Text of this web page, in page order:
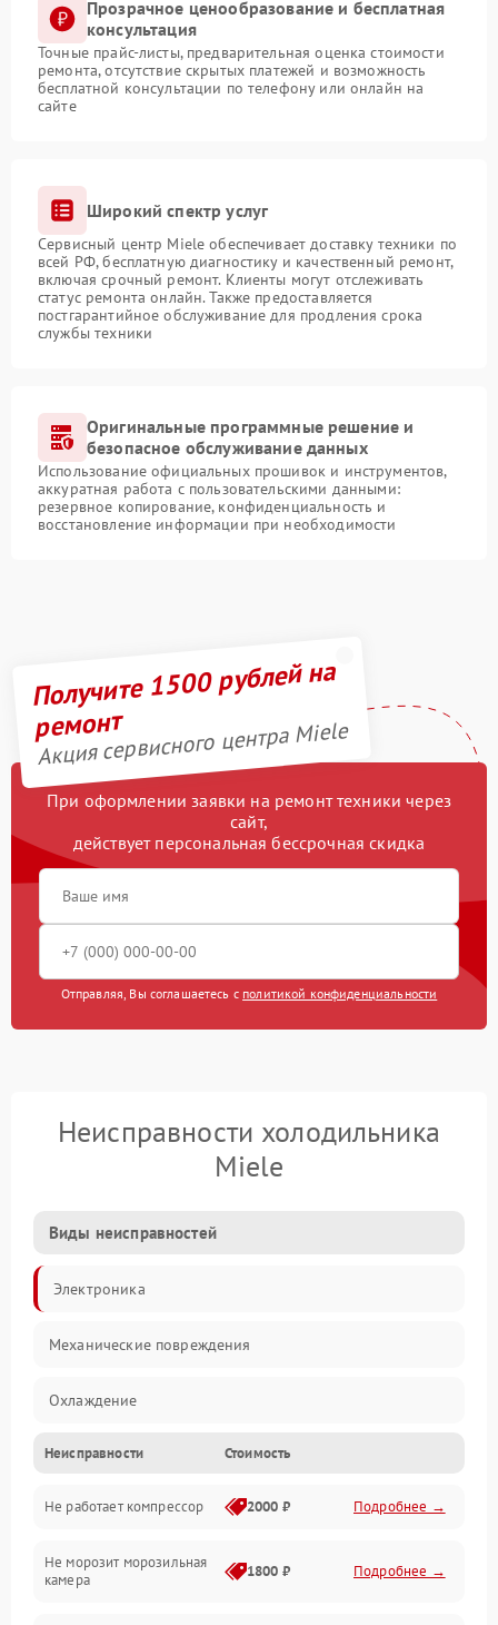
Прозрачное ценообразование и бесплатная
консультация
Точные прайс-листы, предварительная оценка стоимости
ремонта, отсутствие скрытых платежей и возможность
бесплатной консультации по телефону или онлайн на
сайте
Широкий спектр услуг
Сервисный центр Miele обеспечивает доставку техники по
всей РФ, бесплатную диагностику и качественный ремонт,
включая срочный ремонт. Клиенты могут отслеживать
статус ремонта онлайн. Также предоставляется
постгарантийное обслуживание для продления срока
службы техники
Оригинальные программные решение и
безопасное обслуживание данных
Использование официальных прошивок и инструментов,
аккуратная работа с пользовательскими данными:
резервное копирование, конфиденциальность и
восстановление информации при необходимости
Получите 1500 рублей на
ремонт
Акция сервисного центра Miele
При оформлении заявки на ремонт техники через
сайт,
действует персональная бессрочная скидка
Отправляя, Вы соглашаетесь с политикой конфиденциальности
Неисправности холодильника
Miele
Виды неисправностей
Электроника
Механические повреждения
Охлаждение
Механика
Электропитание
Дренаж
Неисправности Стоимость
Не работает компрессор 2000 ₽ Подробнее →
Не морозит морозильная
камера
1800 ₽ Подробнее →